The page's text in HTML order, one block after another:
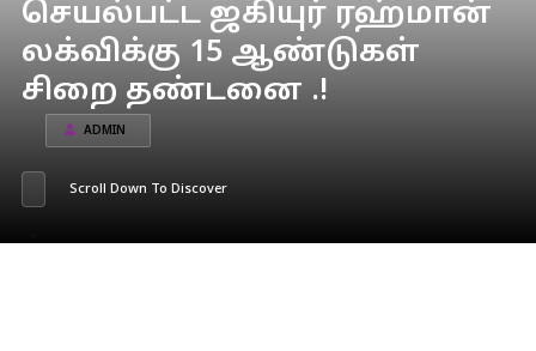
செயல்பட்ட ஜகியுர் ரஹ்மான்
லக்விக்கு 15 ஆண்டுகள்
சிறை தண்டனை .!
ADMIN
Scroll Down To Discover